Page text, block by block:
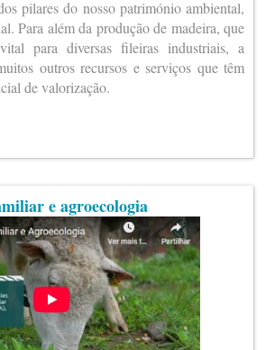
pilares do nosso património ambiental,
Para além da produção de madeira, que
para diversas fileiras industriais, a
outros recursos e serviços que têm
de valorização.
e agroecologia